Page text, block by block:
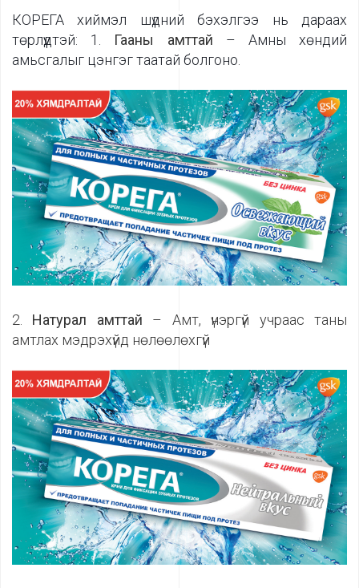
КОРЕГА хиймэл шүдний бэхэлгээ нь дараах
төрлүүдтэй:
1. Гааны амттай – Амны хөндий
амьсгалыг цэнгэг таатай болгоно.
2. Натурал амттай – Амт, үнэргүй учраас таны
амтлах мэдрэхүйд нөлөөлөхгүй